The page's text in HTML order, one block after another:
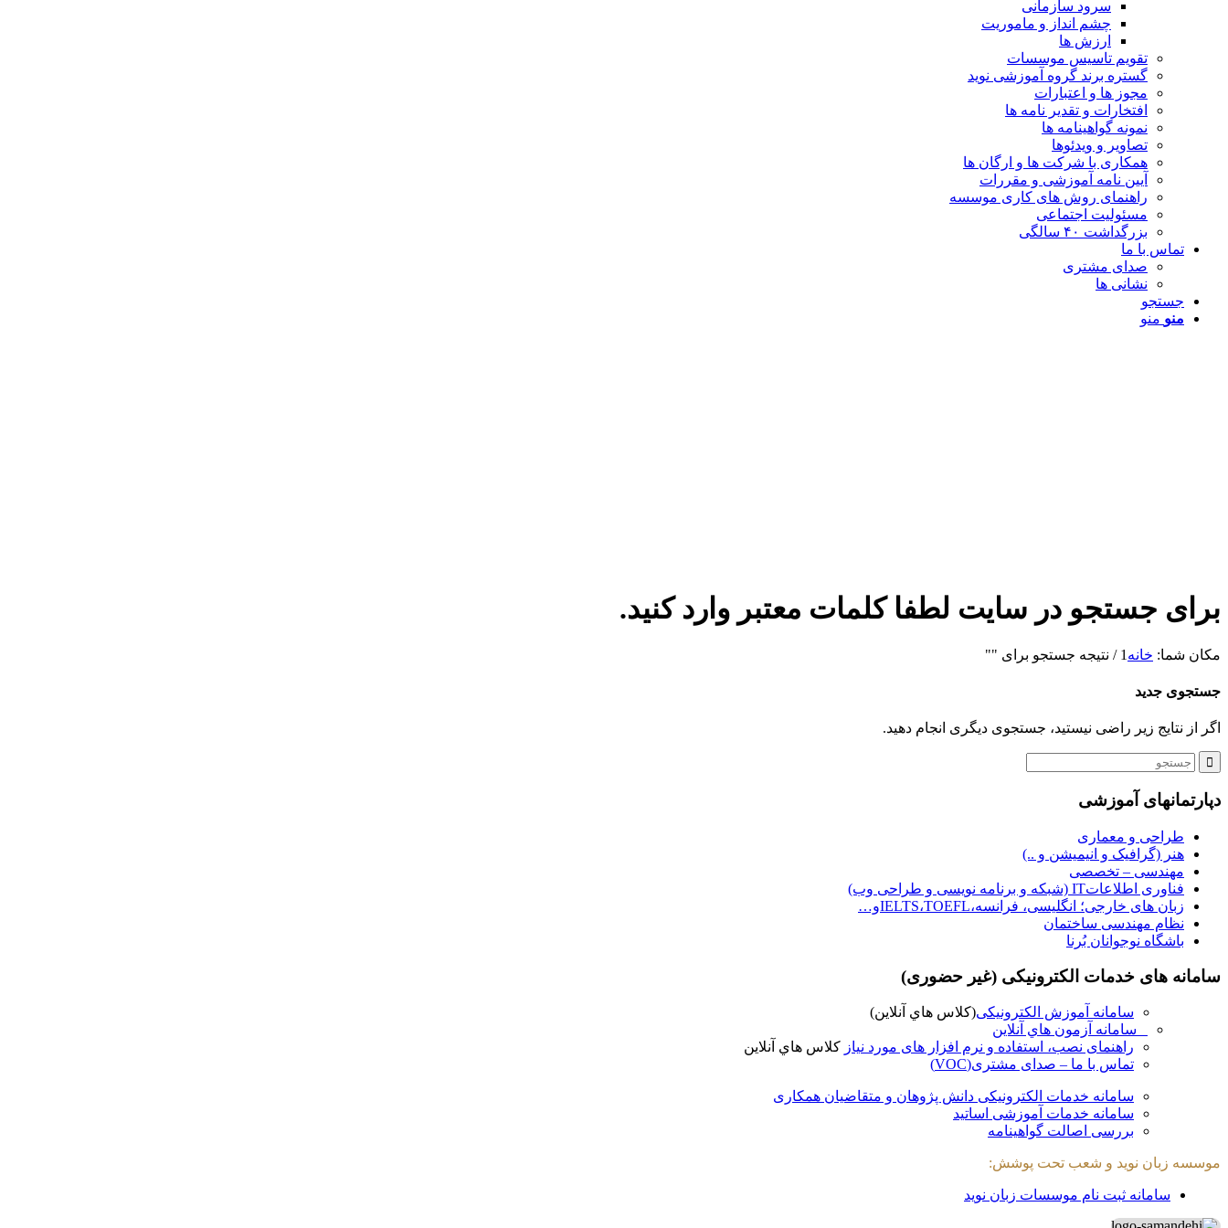
سرود سازمانی
چشم انداز و ماموریت
ارزش ها
تقویم تاسیس موسسات
گستره برند گروه آموزشی نوید
مجوز ها و اعتبارات
افتخارات و تقدیر نامه ها
نمونه گواهینامه ها
تصاویر و ویدئوها
همکاری با شرکت ها و ارگان ها
آیین نامه آموزشی و مقررات
راهنمای روش های کاری موسسه
مسئولیت اجتماعی
بزرگداشت ۴۰ سالگی
تماس با ما
صدای مشتری
نشانی ها
جستجو
منو منو
برای جستجو در سایت لطفا کلمات معتبر وارد کنید.
مکان شما: خانه 1
/ نتیجه جستجو برای ""
جستجوی جدید
اگر از نتایج زیر راضی نیستید، جستجوی دیگری انجام دهید.
دپارتمانهای آموزشی
طراحی و معماری
هنر (گرافیک و انیمیشن و ..)
مهندسی – تخصصی
فناوری اطلاعاتIT (شبکه و برنامه نویسی و طراحی وب)
زبان های خارجی؛ انگلیسی، فرانسه،IELTS،TOEFLو…
نظام مهندسی ساختمان
باشگاه نوجوانان بُرنا
سامانه های خدمات الکترونیکی (غیر حضوری)
سامانه آموزش الکترونیکی(کلاس هاي آنلاين)
سامانه آزمون هاي آنلاين
راهنمای نصب، استفاده و نرم افزار های مورد نیاز کلاس هاي آنلاين
تماس با ما – صدای مشتری(VOC)
سامانه خدمات الکترونیکی دانش پژوهان و متقاضیان همکاری
سامانه خدمات آموزشی اساتید
بررسی اصالت گواهینامه
موسسه زبان نوید و شعب تحت پوشش:
سامانه ثبت نام موسسات زبان نوید